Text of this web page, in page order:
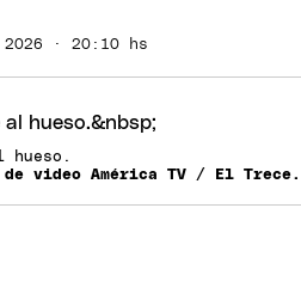
2026 · 20:10 hs
hueso.
video América TV / El Trece.